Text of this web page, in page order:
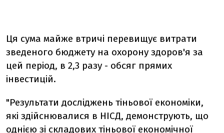
Ця сума майже втричі перевищує витрати
зведеного бюджету на охорону здоров'я за
цей період, в 2,3 разу - обсяг прямих
інвестицій.
"Результати досліджень тіньової економіки,
які здійснювалися в НІСД, демонструють, що
однією зі складових тіньової економічної